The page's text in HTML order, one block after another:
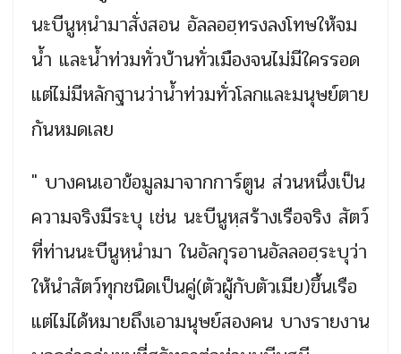
นะบีนูหฺนำมาสั่งสอน อัลลอฮฺทรงลงโทษให้จม
น้ำ และน้ำท่วมทั่วบ้านทั่วเมืองจนไม่มีใครรอด
แต่ไม่มีหลักฐานว่าน้ำท่วมทั่วโลกและมนุษย์ตาย
กันหมดเลย
" บางคนเอาข้อมูลมาจากการ์ตูน ส่วนหนึ่งเป็น
ความจริงมีระบุ เช่น นะบีนูหฺสร้างเรือจริง สัตว์
ที่ท่านนะบีนูหฺนำมา ในอัลกุรอานอัลลอฮฺระบุว่า
ให้นำสัตว์ทุกชนิดเป็นคู่(ตัวผู้กับตัวเมีย)ขึ้นเรือ
แต่ไม่ได้หมายถึงเอามนุษย์สองคน บางรายงาน